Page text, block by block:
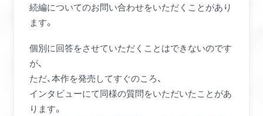
続編についてのお問い合わせをいただくことがあり
ます。
個別に回答をさせていただくことはできないのです
が、
ただ、本作を発売してすぐのころ、
インタビューにて同様の質問をいただいたことがあ
ります。